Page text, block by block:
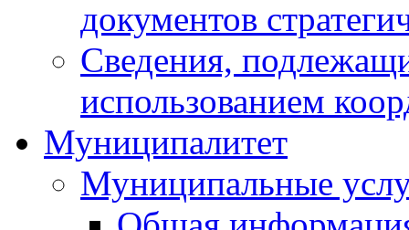
документов
Сведения,
использованием
Муниципалитет
Муниципальные